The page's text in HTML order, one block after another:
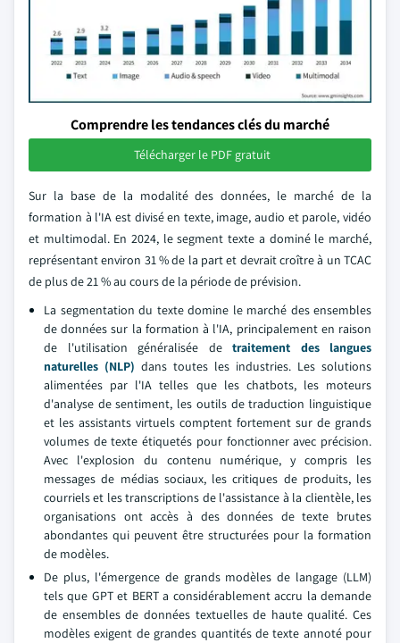
Comprendre les tendances clés du marché
Télécharger le PDF gratuit
Sur la base de la modalité des données, le marché de la
formation à l'IA est divisé en texte, image, audio et parole, vidéo
et multimodal. En 2024, le segment texte a dominé le marché,
représentant environ 31 % de la part et devrait croître à un TCAC
de plus de 21 % au cours de la période de prévision.
La segmentation du texte domine le marché des ensembles
de données sur la formation à l'IA, principalement en raison
de l'utilisation généralisée de traitement des langues
naturelles (NLP) dans toutes les industries. Les solutions
alimentées par l'IA telles que les chatbots, les moteurs
d'analyse de sentiment, les outils de traduction linguistique
et les assistants virtuels comptent fortement sur de grands
volumes de texte étiquetés pour fonctionner avec précision.
Avec l'explosion du contenu numérique, y compris les
messages de médias sociaux, les critiques de produits, les
courriels et les transcriptions de l'assistance à la clientèle, les
organisations ont accès à des données de texte brutes
abondantes qui peuvent être structurées pour la formation
de modèles.
De plus, l'émergence de grands modèles de langage (LLM)
tels que GPT et BERT a considérablement accru la demande
de ensembles de données textuelles de haute qualité. Ces
modèles exigent de grandes quantités de texte annoté pour